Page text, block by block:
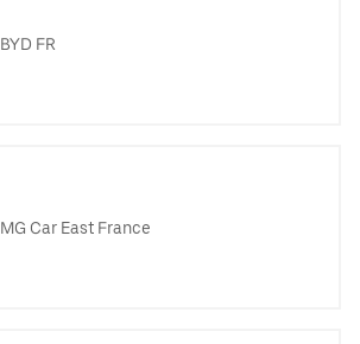
BYD FR
MG Car East France